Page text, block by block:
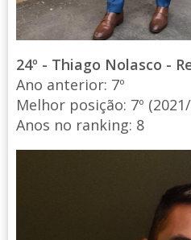
24º - Thiago Nolasco -
Ano anterior: 7º
Melhor posição: 7º
Anos no ranking: 8